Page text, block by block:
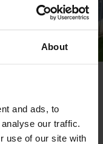
About
and ads, to
our traffic.
use of our site with